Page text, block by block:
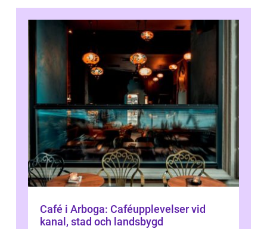
Café i Arboga: Caféupplevelser vid
kanal, stad och landsbygd